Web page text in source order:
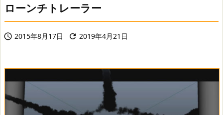
ローンチトレーラー
 2015年8月17日  2019年4月21日